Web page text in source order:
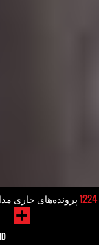
1224پرونده‌های جاری